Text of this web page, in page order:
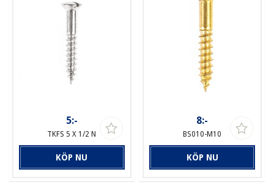
5:-
TKFS 5 X 1/2 N
KÖP NU
8:-
BS010-M10
KÖP NU